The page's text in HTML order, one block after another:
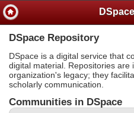
DSpace Repository
DSpace is a digital service that
digital material. Repositories
organization's legacy; they
scholarly communication.
Communities in DSpace